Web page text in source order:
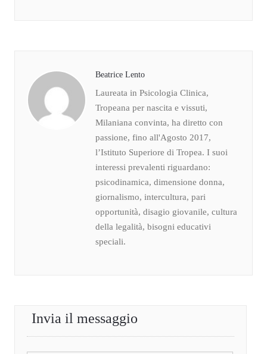
Beatrice Lento
Laureata in Psicologia Clinica,
Tropeana per nascita e vissuti,
Milaniana convinta, ha diretto con
passione, fino all'Agosto 2017,
l’Istituto Superiore di Tropea. I suoi
interessi prevalenti riguardano:
psicodinamica, dimensione donna,
giornalismo, intercultura, pari
opportunità, disagio giovanile, cultura
della legalità, bisogni educativi
speciali.
Invia il messaggio